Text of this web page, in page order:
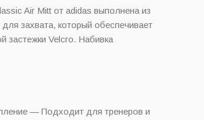
Air Mitt от adidas выполнена из
захвата, который обеспечивает
застежки Velcro. Набивка
— Подходит для тренеров и